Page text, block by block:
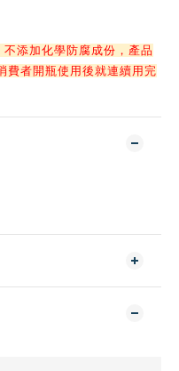
添加化學防腐成份，產品
費者開瓶使用後就連續用完